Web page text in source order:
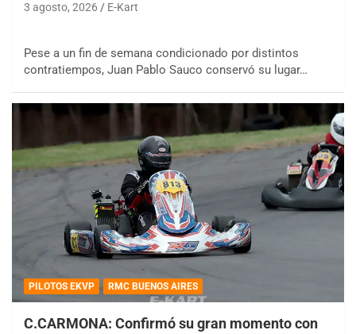
3 agosto, 2026 E-Kart
Pese a un fin de semana condicionado por distintos
contratiempos, Juan Pablo Sauco conservó su lugar…
PILOTOS EKVP RMC BUENOS AIRES
C.CARMONA: Confirmó su gran momento con